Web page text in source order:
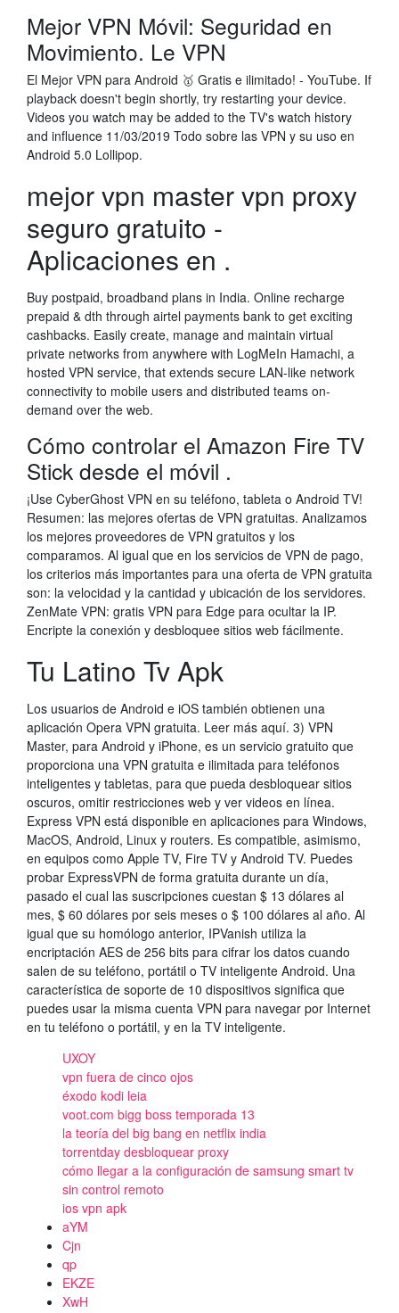
Mejor VPN Móvil: Seguridad en
Movimiento. Le VPN
El Mejor VPN para Android 🥇 Gratis e ilimitado! - YouTube. If
playback doesn't begin shortly, try restarting your device.
Videos you watch may be added to the TV's watch history
and influence 11/03/2019 Todo sobre las VPN y su uso en
Android 5.0 Lollipop.
mejor vpn master vpn proxy
seguro gratuito -
Aplicaciones en .
Buy postpaid, broadband plans in India. Online recharge
prepaid & dth through airtel payments bank to get exciting
cashbacks. Easily create, manage and maintain virtual
private networks from anywhere with LogMeIn Hamachi, a
hosted VPN service, that extends secure LAN-like network
connectivity to mobile users and distributed teams on-
demand over the web.
Cómo controlar el Amazon Fire TV
Stick desde el móvil .
¡Use CyberGhost VPN en su teléfono, tableta o Android TV!
Resumen: las mejores ofertas de VPN gratuitas. Analizamos
los mejores proveedores de VPN gratuitos y los
comparamos. Al igual que en los servicios de VPN de pago,
los criterios más importantes para una oferta de VPN gratuita
son: la velocidad y la cantidad y ubicación de los servidores.
ZenMate VPN: gratis VPN para Edge para ocultar la IP.
Encripte la conexión y desbloquee sitios web fácilmente.
Tu Latino Tv Apk
Los usuarios de Android e iOS también obtienen una
aplicación Opera VPN gratuita. Leer más aquí. 3) VPN
Master, para Android y iPhone, es un servicio gratuito que
proporciona una VPN gratuita e ilimitada para teléfonos
inteligentes y tabletas, para que pueda desbloquear sitios
oscuros, omitir restricciones web y ver videos en línea.
Express VPN está disponible en aplicaciones para Windows,
MacOS, Android, Linux y routers. Es compatible, asimismo,
en equipos como Apple TV, Fire TV y Android TV. Puedes
probar ExpressVPN de forma gratuita durante un día,
pasado el cual las suscripciones cuestan $ 13 dólares al
mes, $ 60 dólares por seis meses o $ 100 dólares al año. Al
igual que su homólogo anterior, IPVanish utiliza la
encriptación AES de 256 bits para cifrar los datos cuando
salen de su teléfono, portátil o TV inteligente Android. Una
característica de soporte de 10 dispositivos significa que
puedes usar la misma cuenta VPN para navegar por Internet
en tu teléfono o portátil, y en la TV inteligente.
UXOY
vpn fuera de cinco ojos
éxodo kodi leia
voot.com bigg boss temporada 13
la teoría del big bang en netflix india
torrentday desbloquear proxy
cómo llegar a la configuración de samsung smart tv
sin control remoto
ios vpn apk
aYM
Cjn
qp
EKZE
XwH